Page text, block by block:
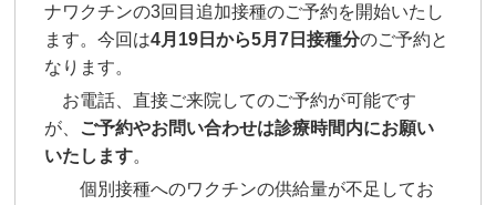
ナワクチンの3回目追加接種のご予約を開始いたし
ます。今回は4月19日から5月7日接種分のご予約と
なります。
お電話、直接ご来院してのご予約が可能です
が、 ご予約やお問い合わせは診療時間内にお願い
いたします。
個別接種へのワクチンの供給量が不足してお